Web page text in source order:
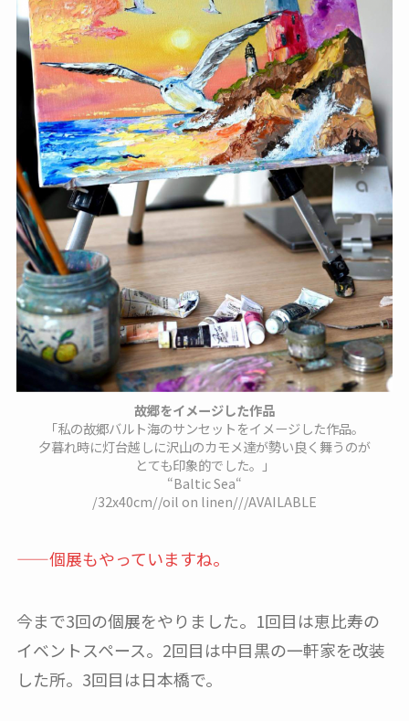
故郷をイメージした作品
「私の故郷バルト海のサンセットをイメージした作品。
夕暮れ時に灯台越しに沢山のカモメ達が勢い良く舞うのが
とても印象的でした。」
“Baltic Sea“
/32x40cm//oil on linen///AVAILABLE
——個展もやっていますね。
今まで3回の個展をやりました。1回目は恵比寿の
イベントスペース。2回目は中目黒の一軒家を改装
した所。3回目は日本橋で。